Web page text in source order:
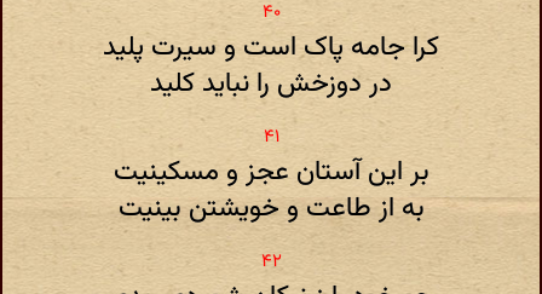
کرا جامه پاک است و سیرت پلید
در دوزخش را نباید کلید
بر این آستان عجز و مسکینیت
به از طاعت و خویشتن بینیت